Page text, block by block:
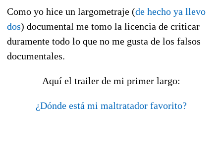
Como yo hice un largometraje (de hecho ya llevo
dos) documental me tomo la licencia de criticar
duramente todo lo que no me gusta de los falsos
documentales.
Aquí el trailer de mi primer largo:
¿Dónde está mi maltratador favorito?